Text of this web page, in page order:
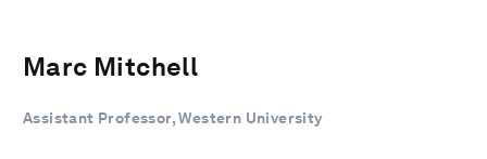
Marc Mitchell
Assistant Professor, Western University